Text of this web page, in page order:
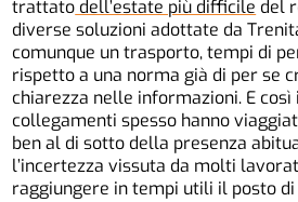
trattato dell’estate più difficile del
diverse soluzioni adottate da
comunque un trasporto, tempi di
rispetto a una norma già di per se
chiarezza nelle informazioni. E
collegamenti spesso hanno
ben al di sotto della presenza
l’incertezza vissuta da molti
raggiungere in tempi utili il posto